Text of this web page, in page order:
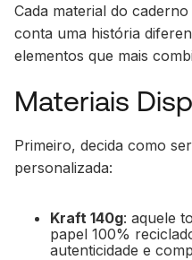
Cada material do
conta uma história
elementos que mais
Materiais
Primeiro, decida como
personalizada:
Kraft 140g: aquele
papel 100%
autenticidade e